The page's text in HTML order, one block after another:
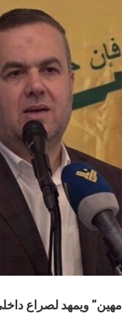
ويمهد لصراع